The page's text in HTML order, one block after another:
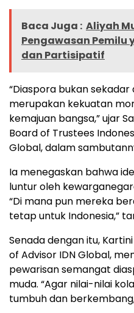
Baca Juga : Aliyah
Pengawasan Pemilu
dan Partisipatif
“Diaspora bukan
merupakan kekuatan
kemajuan bangsa,” ujar
Board of Trustees
Global, dalam
Ia menegaskan bahwa
luntur oleh
“Di mana pun mereka
tetap untuk Indonesia,”
Senada dengan itu,
of Advisor IDN Global,
pewarisan semangat
muda. “Agar nilai-nilai
tumbuh dan